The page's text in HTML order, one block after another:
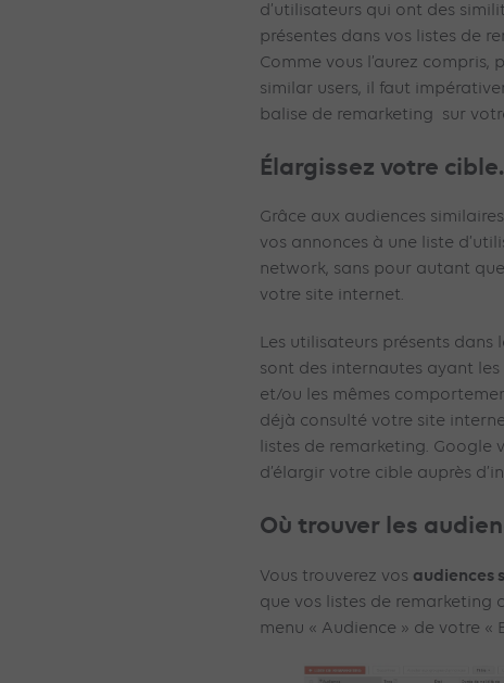
d’utilisateurs qui ont des
présentes dans vos listes de
Comme vous l’aurez
similar users, il faut
balise de remarketing sur
Élargissez votre cible.
Grâce aux audiences
vos annonces à une liste
network, sans pour autant
votre site internet.
Les utilisateurs présents dans
sont des internautes ayant les
et/ou les mêmes
déjà consulté votre site
listes de remarketing.
d’élargir votre cible auprès
Où trouver les
Vous trouverez vos audiences
que vos listes de remarketing
menu « Audience » de votre